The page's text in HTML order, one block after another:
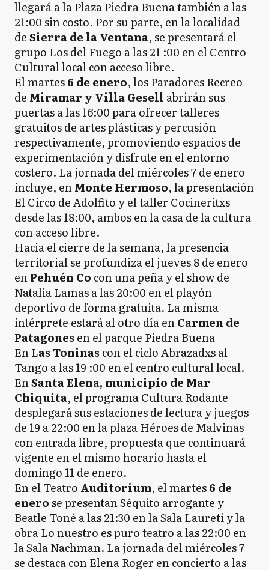
llegará a la Plaza Piedra Buena también a las
21:00 sin costo. Por su parte, en la localidad
deSierra de la Ventana, se presentará el
grupo Los del Fuego a las 21 :00 en el Centro
Cultural local con acceso libre.
El martes6 de enero, los Paradores Recreo
de Miramar y Villa Gesell abrirán sus
puertas a las 16:00 para ofrecer talleres
gratuitos de artes plásticas y percusión
respectivamente, promoviendo espacios de
experimentación y disfrute en el entorno
costero. La jornada del miércoles 7 de enero
incluye, enMonte Hermoso, la presentación
El Circo de Adolfito y el taller Cocineritxs
desde las 18:00, ambos en la casa de la cultura
con acceso libre.
Hacia el cierre de la semana, la presencia
territorial se profundiza el jueves 8 de enero
enPehuén Co con una peña y el show de
Natalia Lamas a las 20:00 en el playón
deportivo de forma gratuita. La misma
intérprete estará al otro día enCarmen de
Patagones en el parque Piedra Buena
En Las Toninas con el ciclo Abrazadxs al
Tango a las 19 :00 en el centro cultural local.
EnSanta Elena, municipio de Mar
Chiquita, el programa Cultura Rodante
desplegará sus estaciones de lectura y juegos
de 19 a 22:00 en la plaza Héroes de Malvinas
con entrada libre, propuesta que continuará
vigente en el mismo horario hasta el
domingo 11 de enero.
En el Teatro Auditorium, el martes6 de
enerose presentan Séquito arrogante y
Beatle Toné a las 21:30 en la Sala Laureti y la
obra Lo nuestro es puro teatro a las 22:00 en
la Sala Nachman. La jornada del miércoles 7
se destaca con Elena Roger en concierto a las